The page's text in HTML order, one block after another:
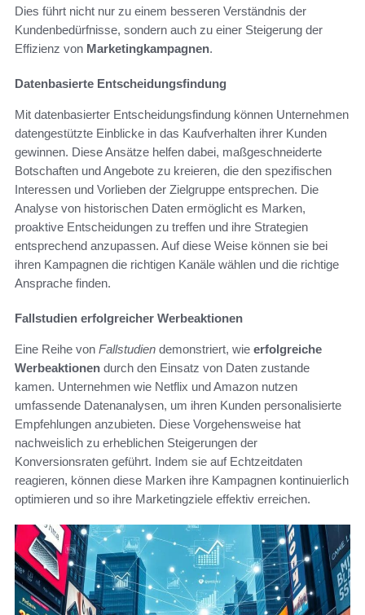
Dies führt nicht nur zu einem besseren Verständnis der
Kundenbedürfnisse, sondern auch zu einer Steigerung der
Effizienz von Marketingkampagnen.
Datenbasierte Entscheidungsfindung
Mit datenbasierter Entscheidungsfindung können Unternehmen
datengestützte Einblicke in das Kaufverhalten ihrer Kunden
gewinnen. Diese Ansätze helfen dabei, maßgeschneiderte
Botschaften und Angebote zu kreieren, die den spezifischen
Interessen und Vorlieben der Zielgruppe entsprechen. Die
Analyse von historischen Daten ermöglicht es Marken,
proaktive Entscheidungen zu treffen und ihre Strategien
entsprechend anzupassen. Auf diese Weise können sie bei
ihren Kampagnen die richtigen Kanäle wählen und die richtige
Ansprache finden.
Fallstudien erfolgreicher Werbeaktionen
Eine Reihe von Fallstudien demonstriert, wie erfolgreiche
Werbeaktionen durch den Einsatz von Daten zustande
kamen. Unternehmen wie Netflix und Amazon nutzen
umfassende Datenanalysen, um ihren Kunden personalisierte
Empfehlungen anzubieten. Diese Vorgehensweise hat
nachweislich zu erheblichen Steigerungen der
Konversionsraten geführt. Indem sie auf Echtzeitdaten
reagieren, können diese Marken ihre Kampagnen kontinuierlich
optimieren und so ihre Marketingziele effektiv erreichen.